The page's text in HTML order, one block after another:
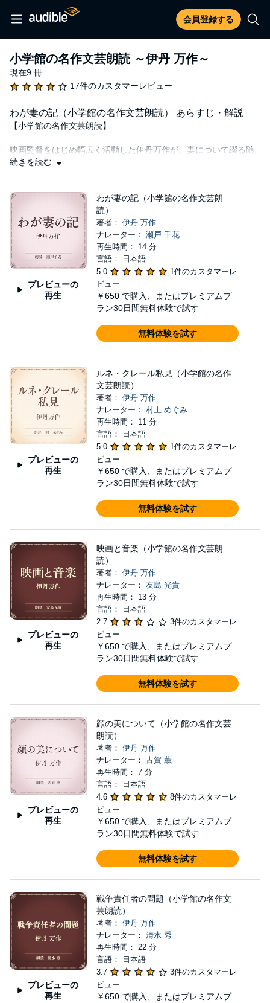
会員登録する
小学館の名作文芸朗読 ～伊丹 万作～
現在9 冊
17件のカスタマーレビュー
わが妻の記（小学館の名作文芸朗読） あらすじ・解説
【小学館の名作文芸朗読】
映画監督をはじめ幅広く活動した伊丹万作が、妻について綴る随
筆。既に四十四歳だが、若い頃は「今よりずっとずっと美しかっ
儀や作法を直そうと思い戦ってきたが、根負けしてしまった。亭
主というものは、妻をもらうことはできても作ることはできない
と悟る。
Public Domain (P)エイトリンクス
続きを読む
プレビューの
再生
わが妻の記（小学館の名作文芸朗
読）
著者： 伊丹 万作
ナレーター： 瀬戸 千花
再生時間： 14 分
言語： 日本語
5.0
1件のカスタマーレ
ビュー
￥650 で購入、またはプレミアムプ
ラン30日間無料体験で試す
無料体験を試す
プレビューの
再生
ルネ・クレール私見（小学館の名作
文芸朗読）
著者： 伊丹 万作
ナレーター： 村上 めぐみ
再生時間： 11 分
言語： 日本語
5.0
1件のカスタマーレ
ビュー
￥650 で購入、またはプレミアムプ
ラン30日間無料体験で試す
無料体験を試す
プレビューの
再生
映画と音楽（小学館の名作文芸朗
読）
著者： 伊丹 万作
ナレーター： 友島 光貴
再生時間： 13 分
言語： 日本語
2.7
3件のカスタマーレ
ビュー
￥650 で購入、またはプレミアムプ
ラン30日間無料体験で試す
無料体験を試す
プレビューの
再生
顔の美について（小学館の名作文芸
朗読）
著者： 伊丹 万作
ナレーター： 古賀 薫
再生時間： 7 分
言語： 日本語
4.6
8件のカスタマーレ
ビュー
￥650 で購入、またはプレミアムプ
ラン30日間無料体験で試す
無料体験を試す
プレビューの
再生
戦争責任者の問題（小学館の名作文
芸朗読）
著者： 伊丹 万作
ナレーター： 清水 秀
再生時間： 22 分
言語： 日本語
3.7
3件のカスタマーレ
ビュー
￥650 で購入、またはプレミアムプ